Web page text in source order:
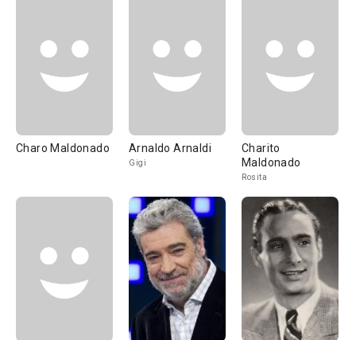
Charo Maldonado Arnaldo Arnaldi
Gigi
Charito
Maldonado
Rosita